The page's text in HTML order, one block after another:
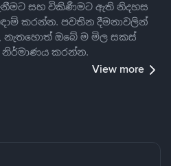
සහ විකිණීමට ඇති නිදහස
කරන්න. පවතින දීමනාවලින්
ඔබේ ම මිල සකස්
නිර්මාණය කරන්න.
View more